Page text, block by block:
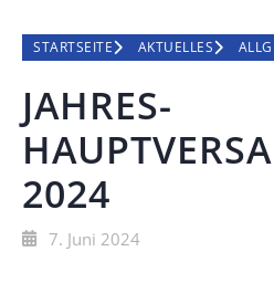
STARTSEITE AKTUELLES
JAHRES-
2024
7. Juni 2024